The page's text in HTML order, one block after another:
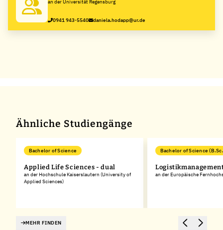
an der Universität Regensburg
0941 943-5540 daniela.hodapp@ur.de
Ähnliche Studiengänge
Bachelor of Science
Applied Life Sciences - dual
an der Hochschule Kaiserslautern (University of
Applied Sciences)
Bachelor of Science
an der Europäische
MEHR FINDEN